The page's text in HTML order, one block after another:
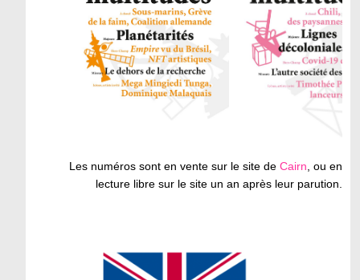
Les numéros sont en vente sur le site deCairn, ou en
lecture libre sur le site un an après leur parution.